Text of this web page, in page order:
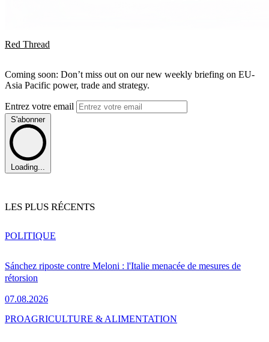
Red Thread
Coming soon: Don’t miss out on our new weekly briefing on EU-
Asia Pacific power, trade and strategy.
Entrez votre email
S'abonner
Loading...
LES PLUS RÉCENTS
Sánchez riposte contre Meloni : l'Italie menacée de mesures de
rétorsion
07.08.2026
POLITIQUE
PROAGRICULTURE & ALIMENTATION